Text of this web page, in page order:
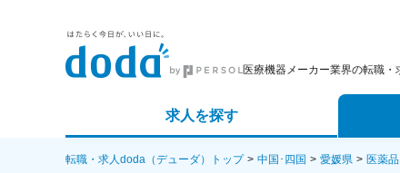
医療機器メーカー業界の転職・
求人を探す
詳細条件から探す エージ
転職・求人doda（デューダ）トップ 中国･四国 愛媛県 医薬